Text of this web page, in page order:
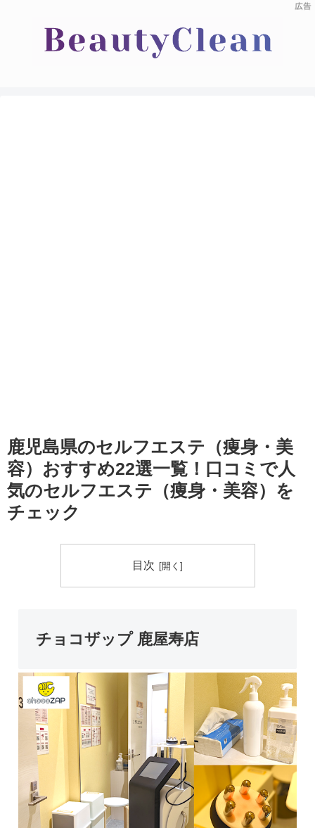
鹿児島県のセルフエステ（痩身・美
容）おすすめ22選一覧！口コミで人
気のセルフエステ（痩身・美容）を
チェック
目次
チョコザップ 鹿屋寿店